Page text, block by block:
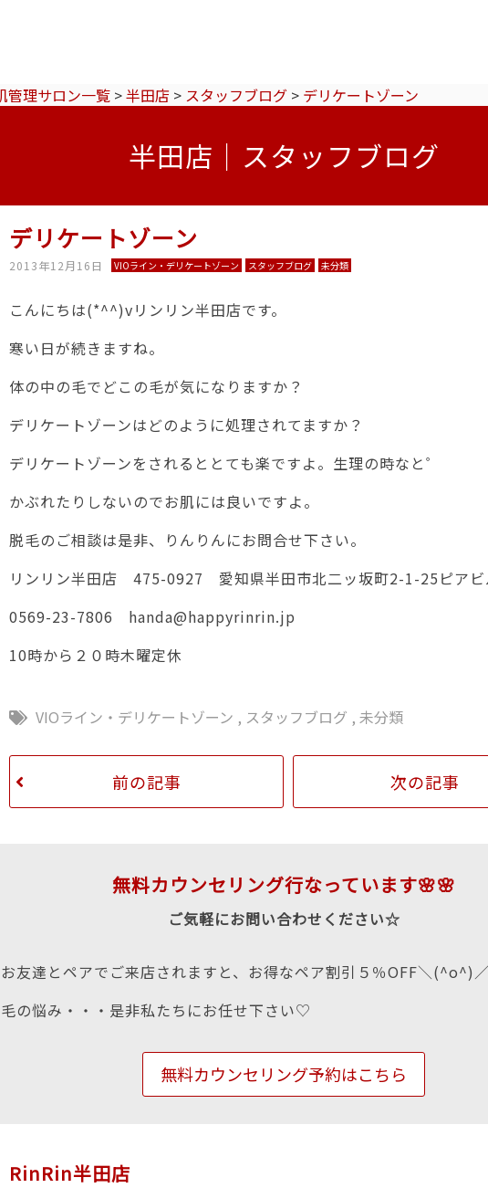
理サロン一覧 >半田店 > スタッフブログ > デリケートゾーン
半田店｜スタッフブログ
デリケートゾーン
2013年12月16日 VIOライン・デリケートゾーン スタッフブログ 未分類
こんにちは(*^^)vリンリン半田店です。
寒い日が続きますね。
体の中の毛でどこの毛が気になりますか？
デリケートゾーンはどのように処理されてますか？
デリケートゾーンをされるととても楽ですよ。生理の時なと゜
かぶれたりしないのでお肌には良いですよ。
脱毛のご相談は是非、りんりんにお問合せ下さい。
リンリン半田店 475-0927 愛知県半田市北二ッ坂町2-1-25ピアビ
0569-23-7806 handa@happyrinrin.jp
10時から２０時木曜定休
VIOライン・デリケートゾーン , スタッフブログ ,未分類
前の記事 次の記事
無料カウンセリング行なっています🌸🌸
ご気軽にお問い合わせください☆
お友達とペアでご来店されますと、お得なペア割引５％OFF＼(^o^)
毛の悩み・・・是非私たちにお任せ下さい♡
無料カウンセリング予約はこちら
RinRin半田店